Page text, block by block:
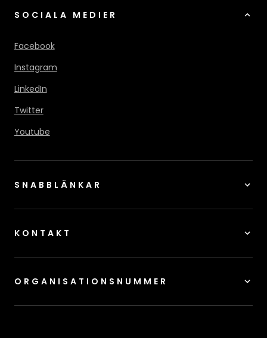
SOCIALA MEDIER
Facebook
Instagram
LinkedIn
Twitter
Youtube
SNABBLÄNKAR
KONTAKT
ORGANISATIONSNUMMER